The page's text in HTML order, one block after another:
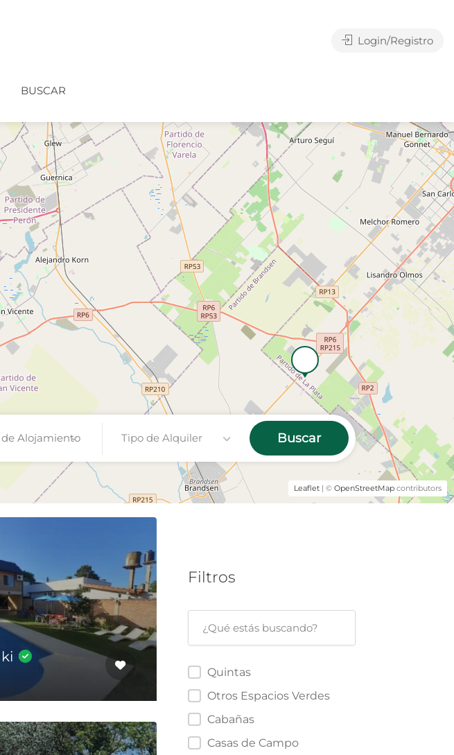
BUSCAR
Login/Registro
2
Leaflet | © OpenStreetMap contributors
Alojamiento Tipo de Alquiler Buscar
Filtros
Quintas
Otros Espacios Verdes
Cabañas
Casas de Campo